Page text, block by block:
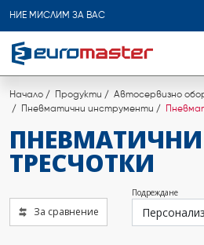
НИЕ МИСЛИМ ЗА ВАС
Начало Продукти
Автосервизно
Пневматични инструменти
ПНЕВМАТИЧНИ
ТРЕСЧОТКИ
За сравнение
Подреждане